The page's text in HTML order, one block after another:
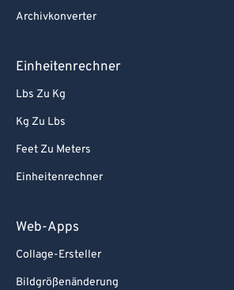
Archivkonverter
Einheitenrechner
Lbs Zu Kg
Kg Zu Lbs
Feet Zu Meters
Einheitenrechner
Web-Apps
Collage-Ersteller
Bildgrößenänderung